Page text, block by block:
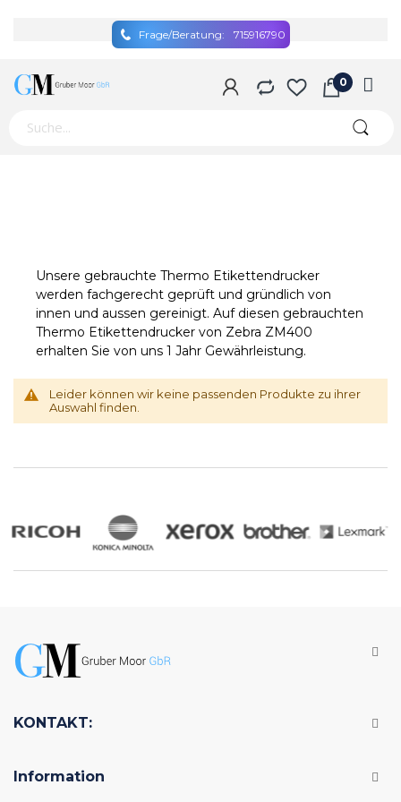
Frage/Beratung: 715916790
Unsere gebrauchte Thermo Etikettendrucker
werden fachgerecht geprüft und gründlich von
innen und aussen gereinigt. Auf diesen gebrauchten
Thermo Etikettendrucker von Zebra ZM400
erhalten Sie von uns 1 Jahr Gewährleistung.
Leider können wir keine passenden Produkte zu ihrer
Auswahl finden.
KONTAKT:
Information